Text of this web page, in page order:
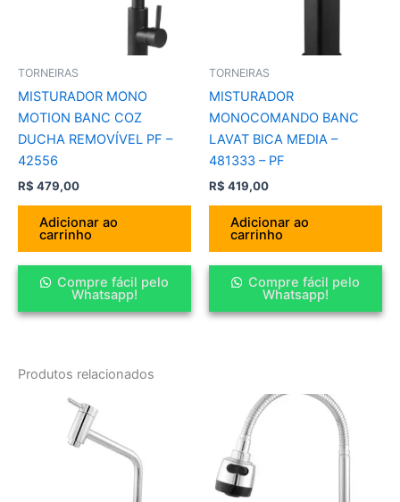
TORNEIRAS
MISTURADOR MONO
MOTION BANC COZ
DUCHA REMOVÍVEL PF –
42556
R$ 479,00
Adicionar ao
carrinho
Compre fácil pelo
Whatsapp!
TORNEIRAS
MISTURADOR
MONOCOMANDO BANC
LAVAT BICA MEDIA –
481333 – PF
R$ 419,00
Adicionar ao
carrinho
Compre fácil pelo
Whatsapp!
Produtos relacionados